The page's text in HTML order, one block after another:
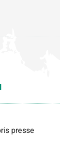
presse